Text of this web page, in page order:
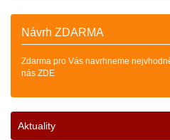
Návrh ZDARMA
Zdarma pro Vás navrhneme
nás ZDE
Aktuality